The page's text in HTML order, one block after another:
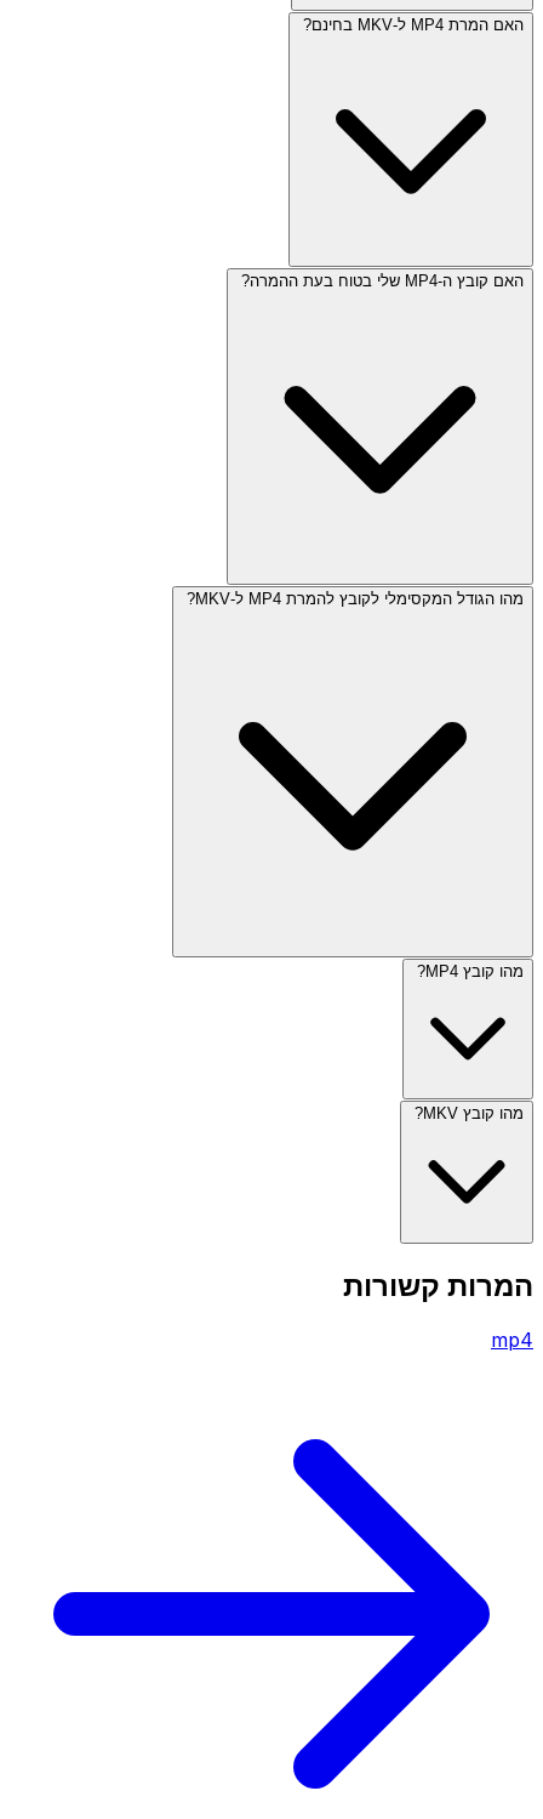
האם המרת MP4 ל-MKV בחינם?
האם קובץ ה-MP4 שלי בטוח בעת ההמרה?
מהו הגודל המקסימלי לקובץ להמרת MP4 ל-MKV?
מהו קובץ MP4?
מהו קובץ MKV?
המרות קשורות
mp4